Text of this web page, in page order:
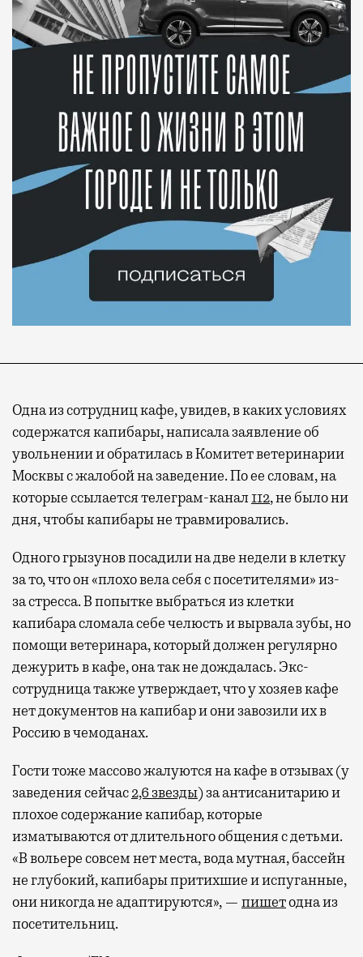
Одна из сотрудниц кафе, увидев, в каких условиях
содержатся капибары, написала заявление об
увольнении и обратилась в Комитет ветеринарии
Москвы с жалобой на заведение. По ее словам, на
которые ссылается телеграм-канал112, не было ни
дня, чтобы капибары не травмировались.
Одного грызунов посадили на две недели в клетку
за то, что он «плохо вела себя с посетителями» из-
за стресса. В попытке выбраться из клетки
капибара сломала себе челюсть и вырвала зубы, но
помощи ветеринара, который должен регулярно
дежурить в кафе, она так не дождалась. Экс-
сотрудница также утверждает, что у хозяев кафе
нет документов на капибар и они завозили их в
Россию в чемоданах.
Гости тоже массово жалуются на кафе в отзывах (у
заведения сейчас2,6 звезды) за антисанитарию и
плохое содержание капибар, которые
изматываются от длительного общения с детьми.
«В вольере совсем нет места, вода мутная, бассейн
не глубокий, капибары притихшие и испуганные,
они никогда не адаптируются», — пишетодна из
посетительниц.